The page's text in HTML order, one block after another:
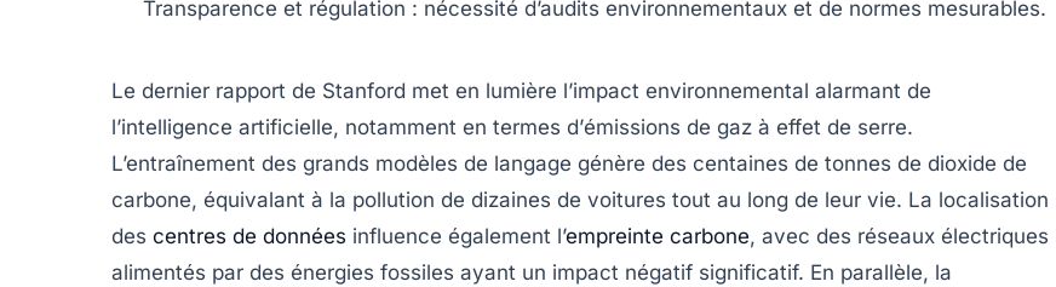
Transparence et régulation : nécessité d’audits environnementaux et de normes mesurables.
Le dernier rapport de Stanford met en lumière l’impact environnemental alarmant de
l’intelligence artificielle, notamment en termes d’émissions de gaz à effet de serre.
L’entraînement des grands modèles de langage génère des centaines de tonnes de dioxide de
carbone, équivalant à la pollution de dizaines de voitures tout au long de leur vie. La localisation
des centres de données influence également l’empreinte carbone, avec des réseaux électriques
alimentés par des énergies fossiles ayant un impact négatif significatif. En parallèle, la